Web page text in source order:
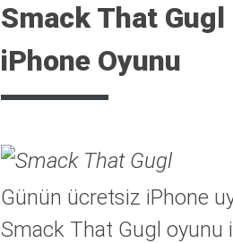
Smack That
iPhone Oyunu
Günün ücretsiz iPhone
Smack That Gugl oyunu